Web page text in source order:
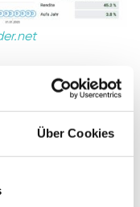
Über Cookies
Anleger sollten
Aktie ein besonders